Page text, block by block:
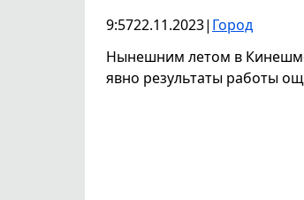
9:5722.11.2023| Город
Нынешним летом в
явно результаты работы